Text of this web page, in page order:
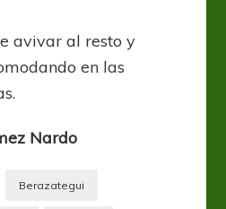
avivar al resto y
en las
Nardo
Berazategui